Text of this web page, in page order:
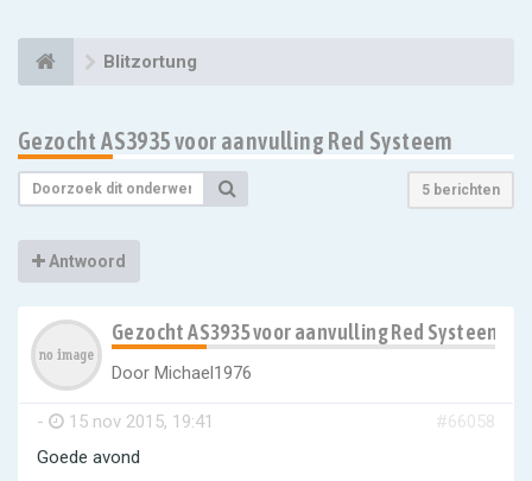
Blitzortung
Gezocht AS3935 voor aanvulling Red Systeem
5 berichten
Antwoord
Gezocht AS3935 voor aanvulling Red Systeem
Door Michael1976
- 15 nov 2015, 19:41
#66058
Goede avond